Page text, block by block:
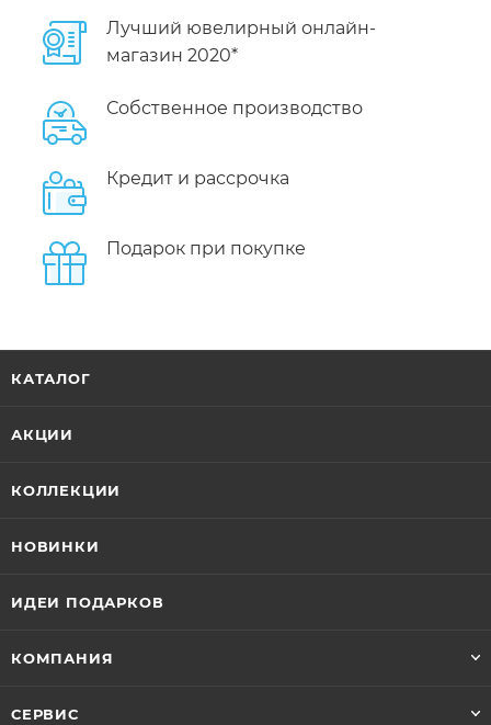
Лучший ювелирный онлайн-
магазин 2020*
Собственное производство
Кредит и рассрочка
Подарок при покупке
КАТАЛОГ
АКЦИИ
КОЛЛЕКЦИИ
НОВИНКИ
ИДЕИ ПОДАРКОВ
КОМПАНИЯ
СЕРВИС